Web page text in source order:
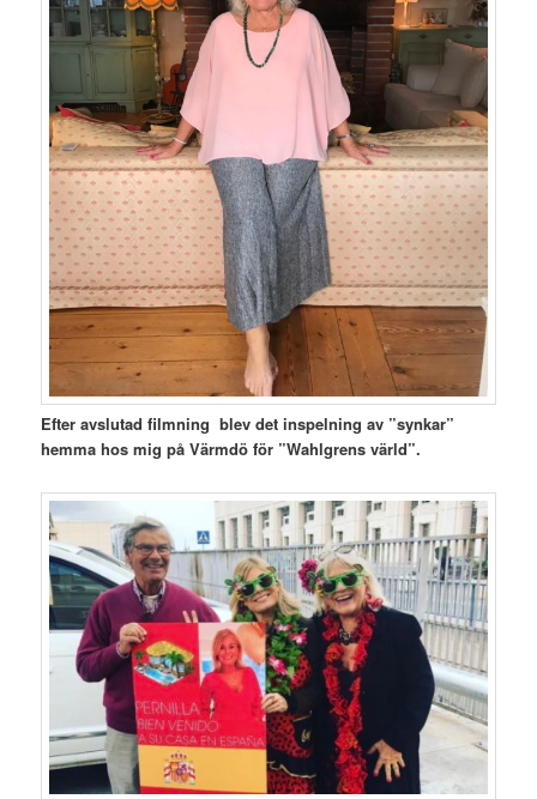
Efter avslutad filmning blev det inspelning av ”synkar”
hemma hos mig på Värmdö för ”Wahlgrens värld”.